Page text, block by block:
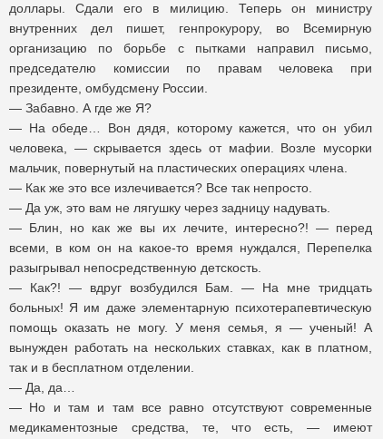
доллары. Сдали его в милицию. Теперь он министру
внутренних дел пишет, генпрокурору, во Всемирную
организацию по борьбе с пытками направил письмо,
председателю комиссии по правам человека при
президенте, омбудсмену России.
— Забавно. А где же Я?
— На обеде… Вон дядя, которому кажется, что он убил
человека, — скрывается здесь от мафии. Возле мусорки
мальчик, повернутый на пластических операциях члена.
— Как же это все излечивается? Все так непросто.
— Да уж, это вам не лягушку через задницу надувать.
— Блин, но как же вы их лечите, интересно?! — перед
всеми, в ком он на какое-то время нуждался, Перепелка
разыгрывал непосредственную детскость.
— Как?! — вдруг возбудился Бам. — На мне тридцать
больных! Я им даже элементарную психотерапевтическую
помощь оказать не могу. У меня семья, я — ученый! А
вынужден работать на нескольких ставках, как в платном,
так и в бесплатном отделении.
— Да, да…
— Но и там и там все равно отсутствуют современные
медикаментозные средства, те, что есть, — имеют